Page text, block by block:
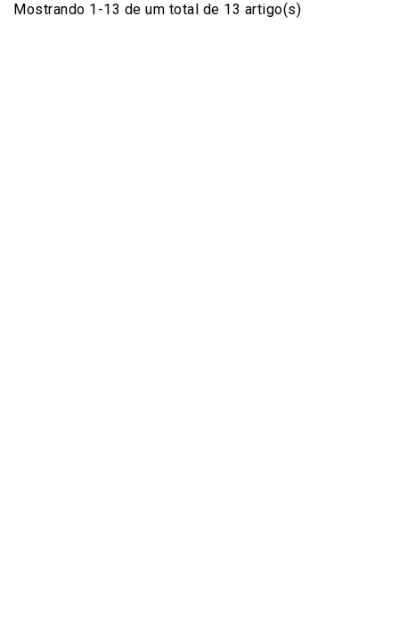
Mostrando 1-13 de um total de 13 artigo(s)